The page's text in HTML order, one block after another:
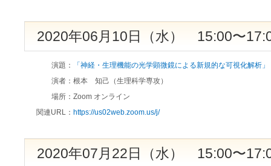
2020年06月10日（水） 15:00〜
演題：
「神経・生理機能の光学顕微鏡による新規的な可視化解析」
演者： 根本 知己（生理科学専攻）
場所： Zoom オンライン
関連URL： https://us02web.zoom.us/j/
2020年07月22日（水） 15:00〜